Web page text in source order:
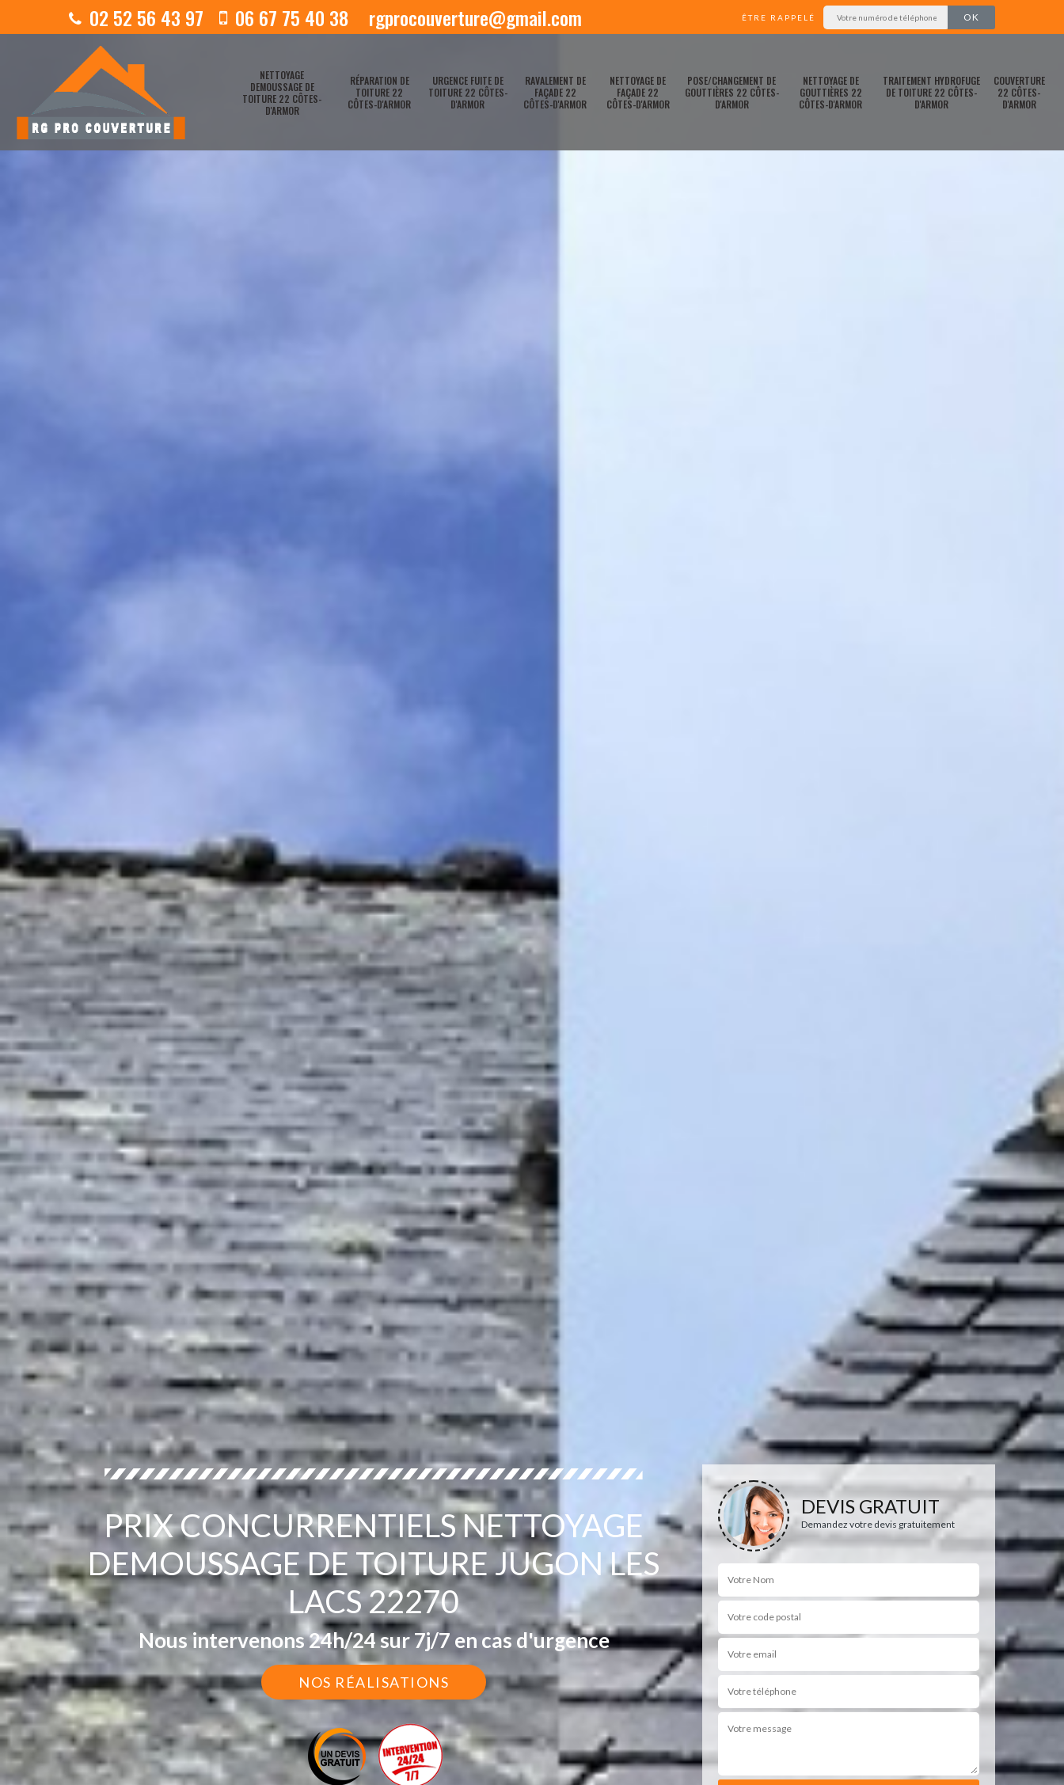
02 52 56 43 97 06 67 75 40 38 rgprocouverture@gmail.com ÊTRE RAPPELÉ
NETTOYAGE
DEMOUSSAGE DE
TOITURE 22 CÔTES-
D'ARMOR
RÉPARATION DE
TOITURE 22
CÔTES-D'ARMOR
URGENCE FUITE DE
TOITURE 22 CÔTES-
D'ARMOR
RAVALEMENT DE
FAÇADE 22
CÔTES-D'ARMOR
NETTOYAGE DE
FAÇADE 22
CÔTES-D'ARMOR
POSE/CHANGEMENT DE
GOUTTIÈRES 22 CÔTES-
D'ARMOR
NETTOYAGE DE
GOUTTIÈRES 22
CÔTES-D'ARMOR
TRAITEMENT HYDROFUGE
DE TOITURE 22 CÔTES-
D'ARMOR
COUVERTURE
22 CÔTES-
D'ARMOR
PRIX CONCURRENTIELS NETTOYAGE
DEMOUSSAGE DE TOITURE JUGON LES
LACS 22270
Nous intervenons 24h/24 sur 7j/7 en cas d'urgence
NOS RÉALISATIONS
DEVIS GRATUIT
Demandez votre devis gratuitement